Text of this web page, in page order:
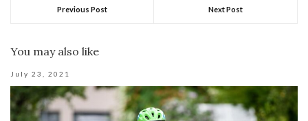
Previous Post Next Post
You may also like
July 23, 2021